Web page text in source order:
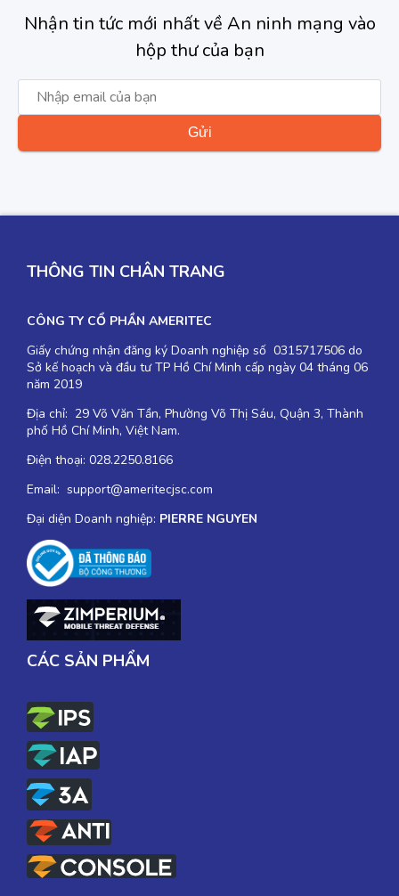
Nhận tin tức mới nhất về An ninh mạng vào
hộp thư của bạn
THÔNG TIN CHÂN TRANG
CÔNG TY CỔ PHẦN AMERITEC
Giấy chứng nhận đăng ký Doanh nghiệp số 0315717506 do
Sở kế hoạch và đầu tư TP Hồ Chí Minh cấp ngày 04 tháng 06
năm 2019
Địa chỉ: 29 Võ Văn Tần, Phường Võ Thị Sáu, Quận 3, Thành
phố Hồ Chí Minh, Việt Nam.
Điện thoại: 028.2250.8166
Email: support@ameritecjsc.com
Đại diện Doanh nghiệp: PIERRE NGUYEN
CÁC SẢN PHẨM